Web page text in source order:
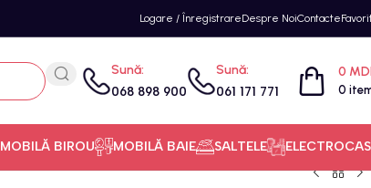
Logare / ÎnregistrareDespre NoiContacte
Sună:
068 898 900
Sună:
061 171 771 0
0
MOBILĂ BIROU MOBILĂ BAIE SALTELE